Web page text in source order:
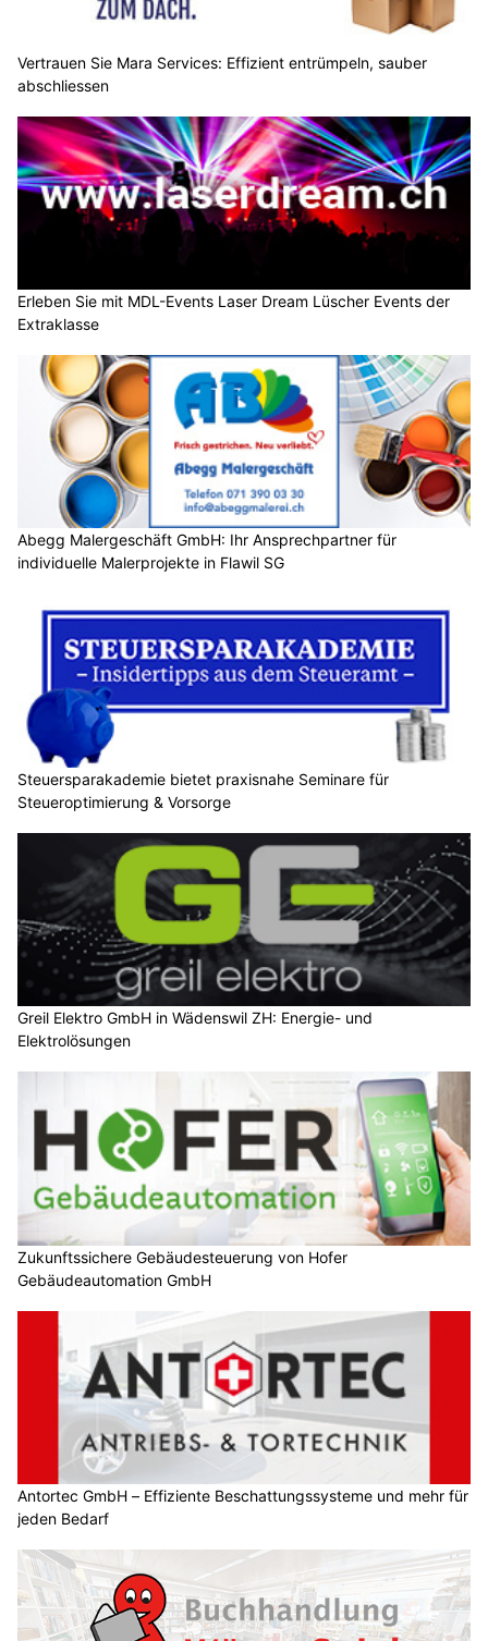
Vertrauen Sie Mara Services: Effizient entrümpeln, sauber
abschliessen
Erleben Sie mit MDL-Events Laser Dream Lüscher Events der
Extraklasse
Abegg Malergeschäft GmbH: Ihr Ansprechpartner für
individuelle Malerprojekte in Flawil SG
Steuersparakademie bietet praxisnahe Seminare für
Steueroptimierung & Vorsorge
Greil Elektro GmbH in Wädenswil ZH: Energie- und
Elektrolösungen
Zukunftssichere Gebäudesteuerung von Hofer
Gebäudeautomation GmbH
Antortec GmbH – Effiziente Beschattungssysteme und mehr für
jeden Bedarf